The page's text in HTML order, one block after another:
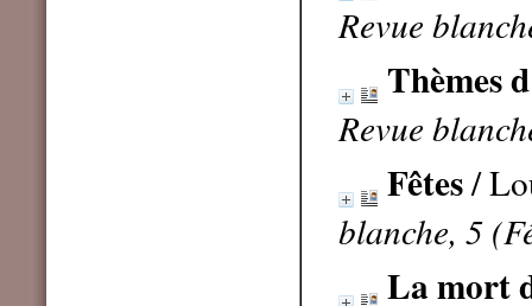
Revue
Thèmes
Revue
Fêtes/
blanche, 5
La mort